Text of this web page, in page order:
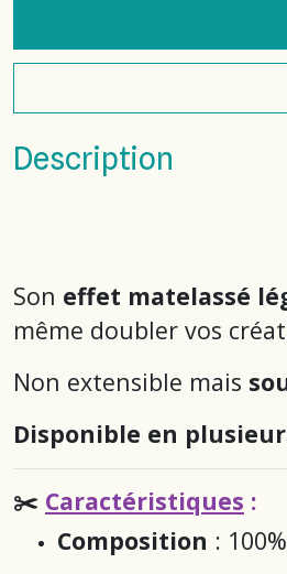
Description
Son effet matelassé
même doubler vos
Non extensible mais
Disponible en
✂️ Caractéristiques :
Composition :